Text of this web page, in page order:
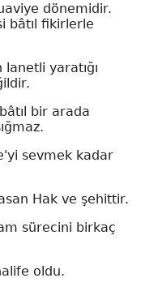
dönemidir.
bâtıl fikirlerle
lanetli yaratığı
bir arada
sevmek kadar
Hak ve şehittir.
sürecini birkaç
oldu.